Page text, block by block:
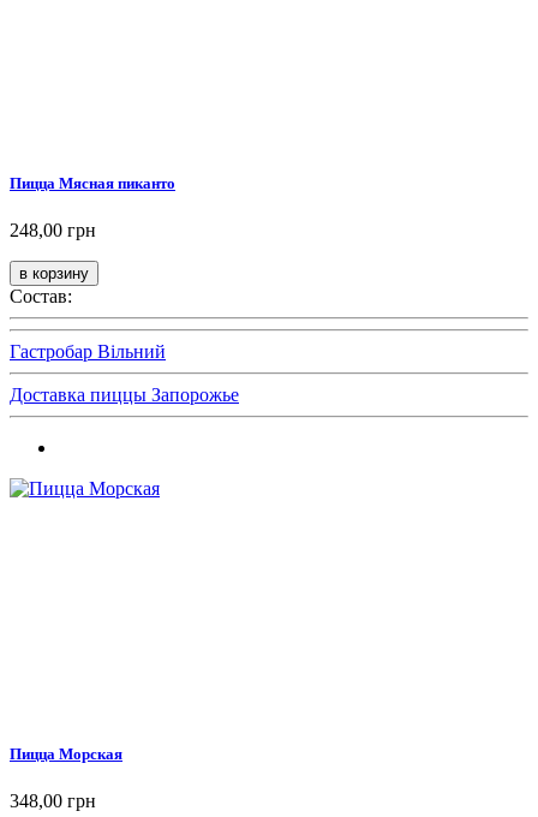
Пицца Мясная пиканто
248,00 грн
Состав:
Гастробар Вільний
Доставка пиццы Запорожье
Пицца Морская
348,00 грн